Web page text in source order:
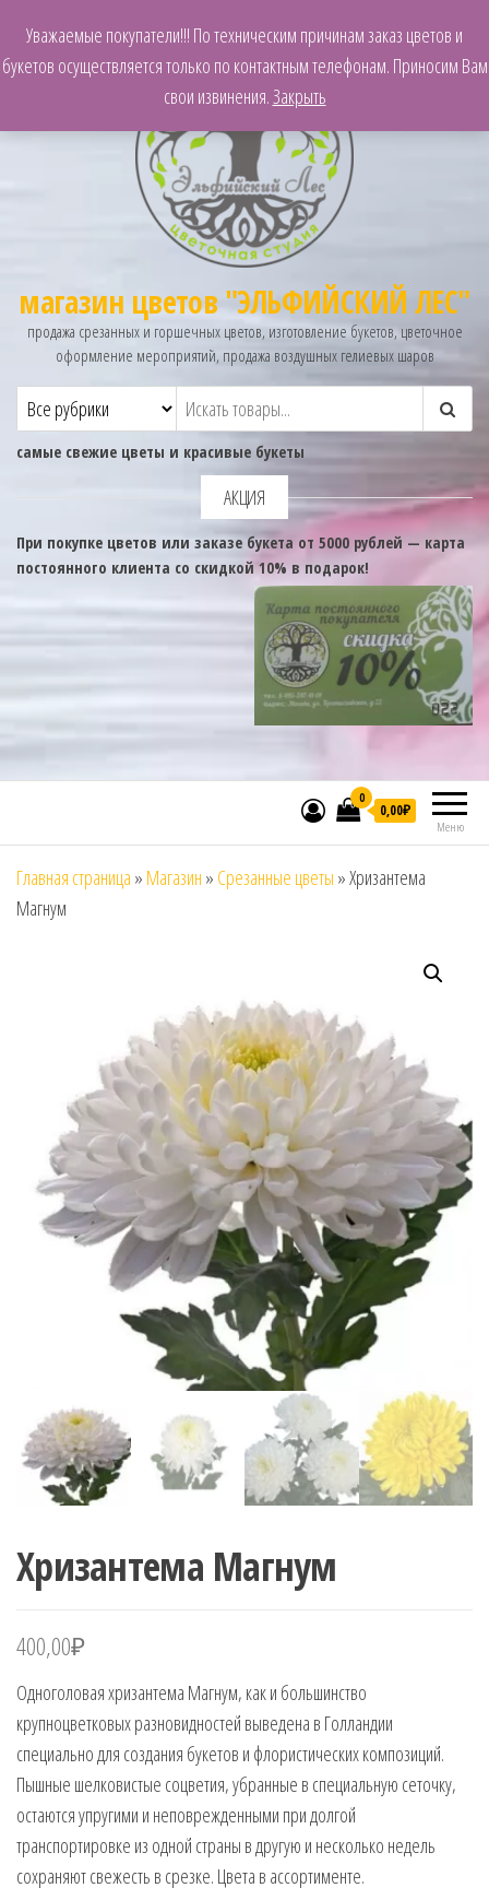
магазин цветов "ЭЛЬФИЙСКИЙ ЛЕС"
продажа срезанных и горшечных цветов, изготовление букетов, цветочное
оформление мероприятий, продажа воздушных гелиевых шаров
самые свежие цветы и красивые букеты
АКЦИЯ
При покупке цветов или заказе букета от 5000 рублей — карта
постоянного клиента со скидкой 10% в подарок!
Меню
0
0,00₽
Главная страница » Магазин » Срезанные цветы »Хризантема
Магнум
Хризантема Магнум
400,00₽
Одноголовая хризантема Магнум, как и большинство
крупноцветковых разновидностей выведена в Голландии
специально для создания букетов и флористических композиций.
Пышные шелковистые соцветия, убранные в специальную сеточку,
остаются упругими и неповрежденными при долгой
транспортировке из одной страны в другую и несколько недель
сохраняют свежесть в срезке. Цвета в ассортименте.
Уважаемые покупатели!!! По техническим причинам заказ цветов и
букетов осуществляется только по контактным телефонам. Приносим Вам
свои извинения.Закрыть